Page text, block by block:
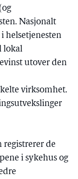
Nasjonalt
helsetjenesten
lokal
utover den
virksomhet.
registrerer de
i sykehus og